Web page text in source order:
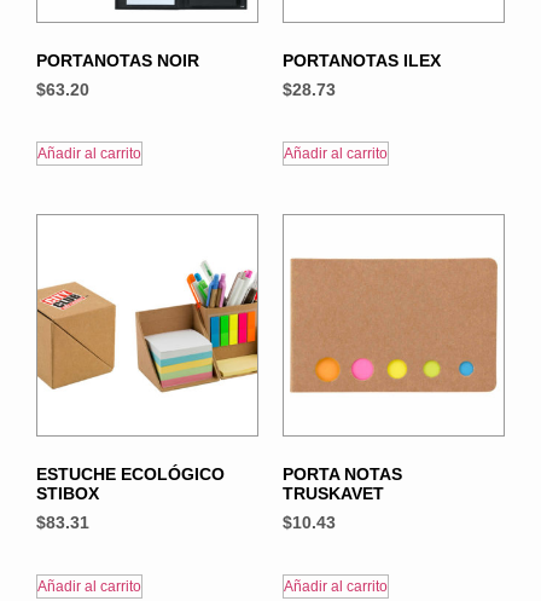
PORTANOTAS NOIR
$63.20
Añadir al carrito
PORTANOTAS ILEX
$28.73
Añadir al carrito
ESTUCHE ECOLÓGICO
STIBOX
$83.31
Añadir al carrito
PORTA NOTAS
TRUSKAVET
$10.43
Añadir al carrito